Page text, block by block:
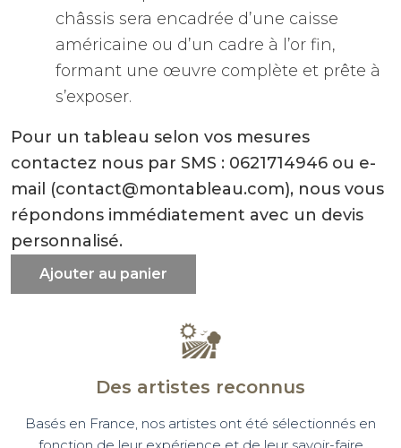
châssis sera encadrée d’une caisse
américaine ou d’un cadre à l’or fin,
formant une œuvre complète et prête à
s’exposer.
Pour un tableau selon vos mesures
contactez nous par SMS : 0621714946 ou e-
mail (contact@montableau.com), nous vous
répondons immédiatement avec un devis
personnalisé.
Ajouter au panier
Des artistes reconnus
Basés en France, nos artistes ont été sélectionnés en